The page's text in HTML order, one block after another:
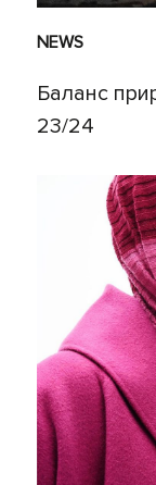
NEWS
Баланс
23/24